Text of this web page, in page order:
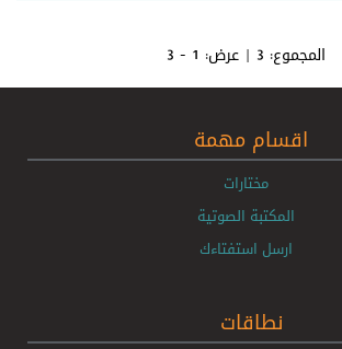
المجموع: 3 | عرض: 1 - 3
اقسام مهمة
مختارات
المكتبة الصوتية
ارسل استفتاءك
نطاقات